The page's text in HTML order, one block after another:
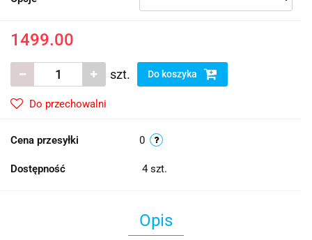
1499.00
szt. Do koszyka
Do przechowalni
Cena przesyłki 0
Dostępność 4 szt.
Opis